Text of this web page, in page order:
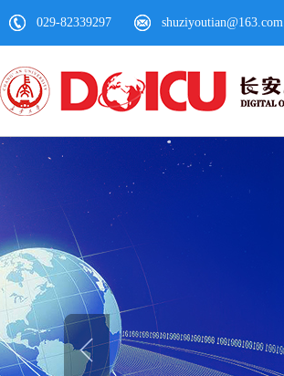
029-82339297 shuziyoutian@163.com